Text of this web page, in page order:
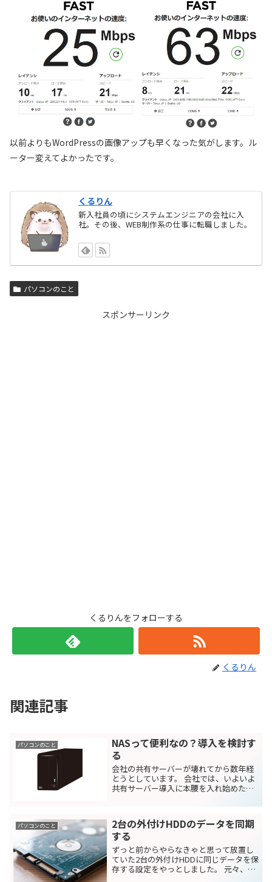
以前よりもWordPressの画像アップも早くなった気がします。ル
ーター変えてよかったです。
くるりん
新入社員の頃にシステムエンジニアの会社に入
社。その後、WEB制作系の仕事に転職しました。
パソコンのこと
スポンサーリンク
くるりんをフォローする
くるりん
関連記事
パソコンのこと
NASって便利なの？導入を検討す
る
会社の共有サーバーが壊れてから数年経
とうとしています。 会社では、いよいよ
共有サーバー導入に本腰を入れ始めたよ
設定、メンテナンスまでやってくれて楽
ですが、結構料金が高いです。 買った方
が安いです。 ただ...
パソコンのこと
2台の外付けHDDのデータを同期
する
ずっと前からやらなきゃと思って放置し
ていた2台の外付けHDDに同じデータを保
存する設定をやっとしました。 元々、1